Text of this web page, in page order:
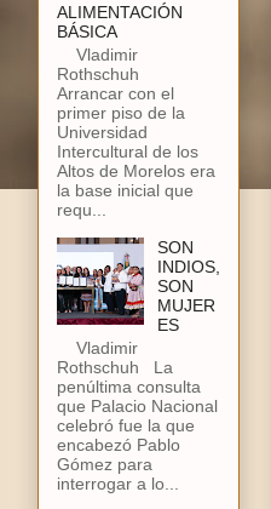
ALIMENTACIÓN
BÁSICA
Vladimir
Rothschuh
Arrancar con el
primer piso de la
Universidad
Intercultural de los
Altos de Morelos era
la base inicial que
requ...
SON
INDIOS,
SON
MUJER
ES
Vladimir
Rothschuh La
penúltima consulta
que Palacio Nacional
celebró fue la que
encabezó Pablo
Gómez para
interrogar a lo...